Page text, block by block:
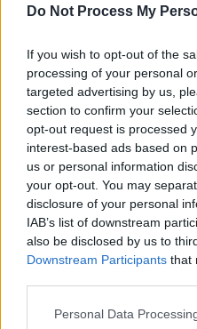
Do Not Process My
If you wish to opt-out of the
processing of your personal
targeted advertising by us,
section to confirm your
opt-out request is processed
interest-based ads based on
us or personal information
your opt-out. You may
disclosure of your personal
IAB’s list of downstream
also be disclosed by us to
Downstream Participants that
Please note that this
Personal Data
Super League: Ο
στο φινάλε!
Αθλητισμός|01.12.2024
Basket League:
τον Παναθηναϊκό,
επικράτηση για
Ο Ολυμπιακός ήταν
αποτελεσματικός
του αγώνα, απέναντι